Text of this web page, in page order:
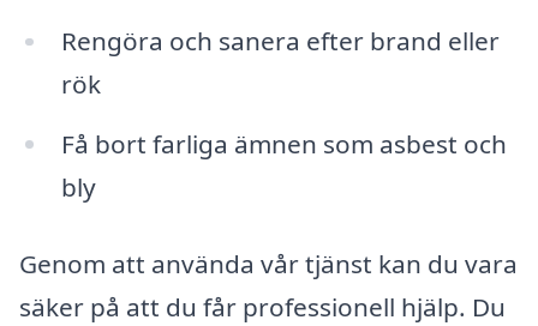
Rengöra och sanera efter brand eller
rök
Få bort farliga ämnen som asbest och
bly
Genom att använda vår tjänst kan du vara
säker på att du får professionell hjälp. Du